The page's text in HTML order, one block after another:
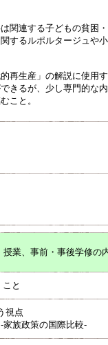
関連する子どもの貧困
するルポルタージュや
再生産」の解説に使用
きるが、少し専門的な
こと。
授業、事前・事後学修の
と
視点
族政策の国際比較-